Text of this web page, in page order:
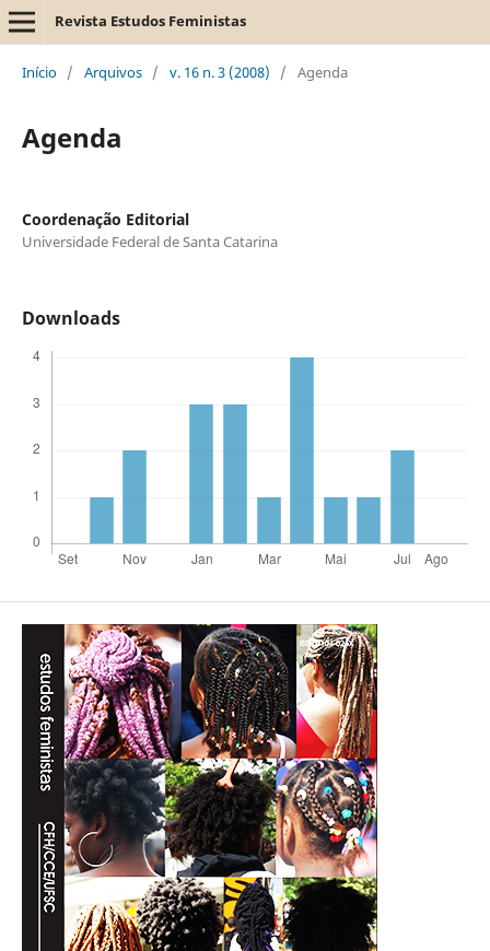
Revista Estudos Feministas
Início / Arquivos / v. 16 n. 3 (2008) / Agenda
Agenda
Coordenação Editorial
Universidade Federal de Santa Catarina
Downloads